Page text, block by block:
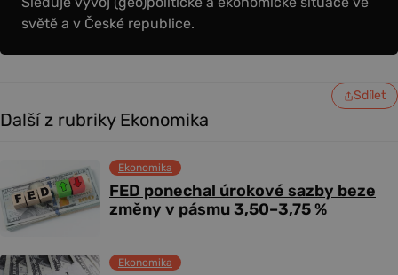
světě a v České republice.
Sdílet
Další z rubriky Ekonomika
FED ponechal úrokové sazby beze
změny v pásmu 3,50–3,75 %
Ekonomika
Ekonomika